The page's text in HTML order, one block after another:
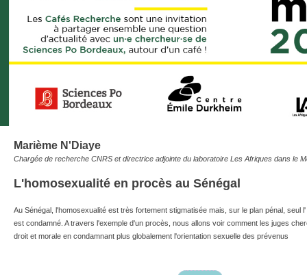
Marième N'Diaye
Chargée de recherche CNRS et directrice adjointe du laboratoire Les Afriques dans le
L'homosexualité en procès au Sénégal
Au Sénégal, l'homosexualité est très fortement stigmatisée mais, sur le plan pénal, seul
est condamné. A travers l'exemple d'un procès, nous allons voir comment les juges
droit et morale en condamnant plus globalement l'orientation sexuelle des prévenus